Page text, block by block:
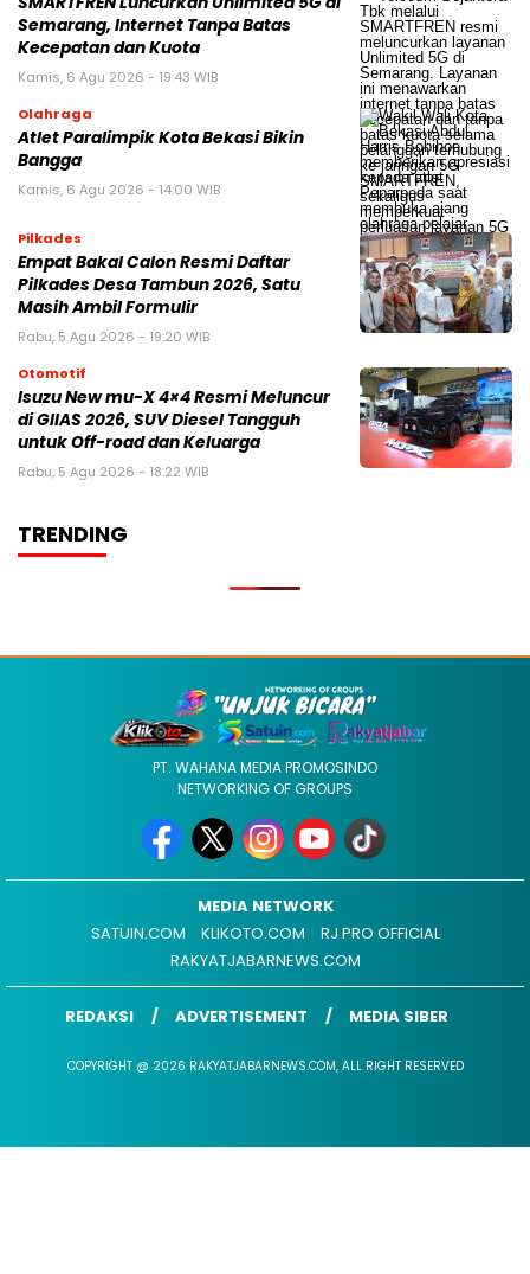
Semarang, Internet Tanpa Batas
Kecepatan dan Kuota
Kamis, 6 Agu 2026 - 19:43 WIB
Olahraga
Atlet Paralimpik Kota Bekasi Bikin
Bangga
Kamis, 6 Agu 2026 - 14:00 WIB
Pilkades
Empat Bakal Calon Resmi Daftar
Pilkades Desa Tambun 2026, Satu
Masih Ambil Formulir
Rabu, 5 Agu 2026 - 19:20 WIB
Otomotif
Isuzu New mu-X 4×4 Resmi Meluncur
di GIIAS 2026, SUV Diesel Tangguh
untuk Off-road dan Keluarga
Rabu, 5 Agu 2026 - 18:22 WIB
TRENDING
PT. WAHANA MEDIA PROMOSINDO
NETWORKING OF GROUPS
MEDIA NETWORK
SATUIN.COM
KLIKOTO.COM
RJ PRO OFFICIAL
RAKYATJABARNEWS.COM
REDAKSI ADVERTISEMENT MEDIA SIBER
COPYRIGHT @ 2026 RAKYATJABARNEWS.COM, ALL RIGHT RESERVED